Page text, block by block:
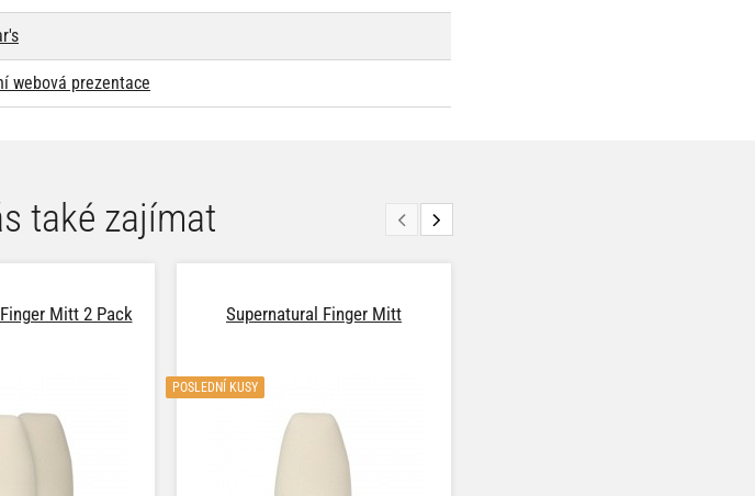
webová prezentace
také zajímat
Mitt 2 Pack Supernatural Finger Mitt
POSLEDNÍ KUSY